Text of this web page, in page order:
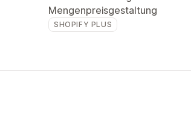
Mengenpreisgestaltung
SHOPIFY PLUS